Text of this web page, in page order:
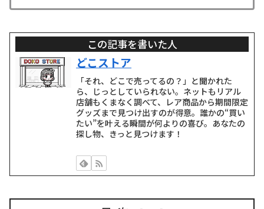
この記事を書いた人
どこストア
「それ、どこで売ってるの？」と聞かれた
ら、じっとしていられない。ネットもリアル
店舗もくまなく調べて、レア商品から期間限定
グッズまで見つけ出すのが得意。誰かの“買い
たい”を叶える瞬間が何よりの喜び。あなたの
探し物、きっと見つけます！